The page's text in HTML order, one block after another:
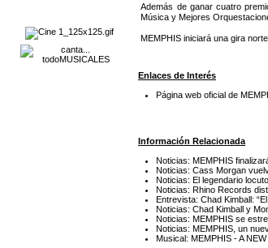
Además de ganar cuatro
Música y Mejores
MEMPHIS iniciará una gira
Enlaces de Interés
Página web oficial de
Información Relacionada
Noticias: MEMPHIS
Noticias: Cass Morgan
Noticias: El legendario
Noticias: Rhino Records
Entrevista: Chad Kimball:
Noticias: Chad Kimball y
Noticias: MEMPHIS se
Noticias: MEMPHIS, un
Musical: MEMPHIS - A NEW